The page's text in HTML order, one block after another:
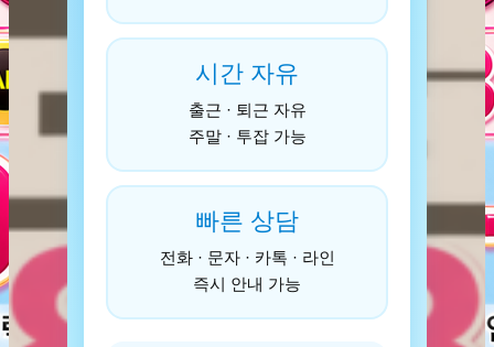
시간 자유
출근 · 퇴근 자유
주말 · 투잡 가능
빠른 상담
전화 · 문자 · 카톡 · 라인
즉시 안내 가능